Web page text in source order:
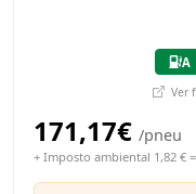
A
Ver
171,17€ /pneu
+ Imposto ambiental 1,82 €